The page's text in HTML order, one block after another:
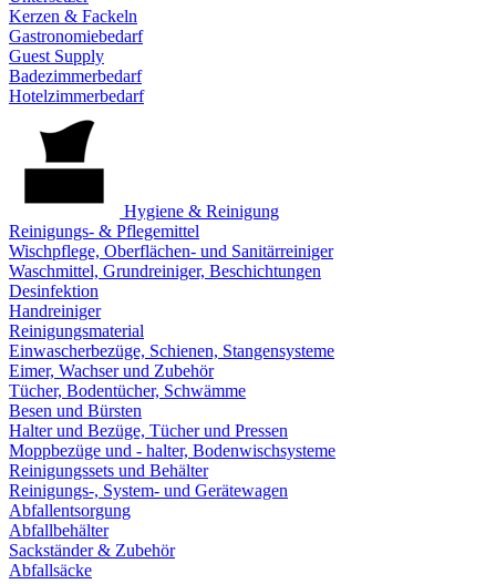
Kerzen & Fackeln
Gastronomiebedarf
Guest Supply
Badezimmerbedarf
Hotelzimmerbedarf
Hygiene & Reinigung
Reinigungs- & Pflegemittel
Wischpflege, Oberflächen- und Sanitärreiniger
Waschmittel, Grundreiniger, Beschichtungen
Desinfektion
Handreiniger
Reinigungsmaterial
Einwascherbezüge, Schienen, Stangensysteme
Eimer, Wachser und Zubehör
Tücher, Bodentücher, Schwämme
Besen und Bürsten
Halter und Bezüge, Tücher und Pressen
Moppbezüge und - halter, Bodenwischsysteme
Reinigungssets und Behälter
Reinigungs-, System- und Gerätewagen
Abfallentsorgung
Abfallbehälter
Sackständer & Zubehör
Abfallsäcke